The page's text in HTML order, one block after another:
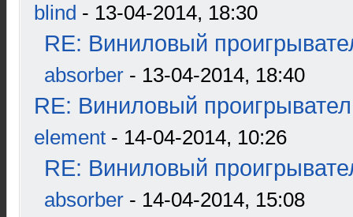
blind - 13-04-2014, 18:30
RE: Виниловый
absorber - 13-04-2014, 18:40
RE: Виниловый
element - 14-04-2014, 10:26
RE: Виниловый
absorber - 14-04-2014, 15:08